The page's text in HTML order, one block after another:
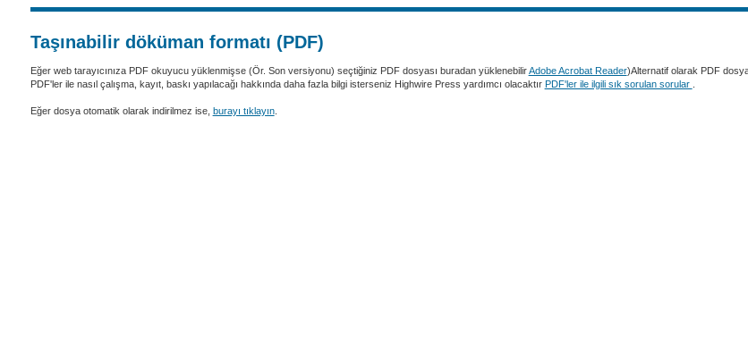
Taşınabilir döküman formatı (PDF)
Eğer web tarayıcınıza PDF okuyucu yüklenmişse (Ör. Son versiyonu) seçtiğiniz PDF dosyası buradan yüklenebilirAdobe Acrobat Reader)Alternatif olarak PDF
PDF'ler ile nasıl çalışma, kayıt, baskı yapılacağı hakkında daha fazla bilgi isterseniz Highwire Press yardımcı olacaktır PDF'ler ile ilgili sık sorulan sorular
Eğer dosya otomatik olarak indirilmez ise, burayı tıklayın.